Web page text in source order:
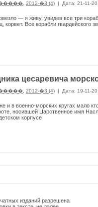
2012-�3 (4) | Дата: 21-11-
— я живу, увидев все три
корвет. Все корабли
цесаревича
2012-�3 (4) | Дата: 19-11-
и в военно-морских кругах мало
носившей Царственное имя
корпусе
изданий разрешена